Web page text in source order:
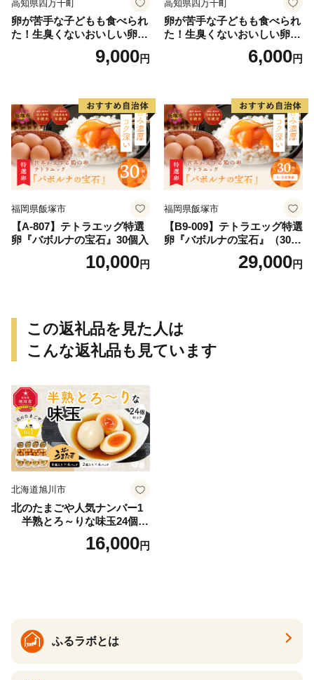
高知県四万十町
卵が苦手な子どもも食べられ
た！生臭くないおいしい卵を
味わう卵かけご飯ミニセット
(卵6個×2P、お米2合×1P、醤
9,000円
高知県四万十町
卵が苦手な子どもも食べられ
た！生臭くないおいしい卵 6
個入×5P／Gbn-A036,000円
福岡県飯塚市
【A-807】テトラエッグ特選
卵『バボルナの宝石』30個入
10,000円
福岡県飯塚市
【B9-009】テトラエッグ特選
卵『バボルナの宝石』（30
個/月）【3カ月定期便】
29,000円
この返礼品を見た人は
こんな返礼品も見ています
北海道旭川市
北のたまごや人気ナンバー1
半熟とろ～りな味玉24個入
16,000円
ふるラボとは